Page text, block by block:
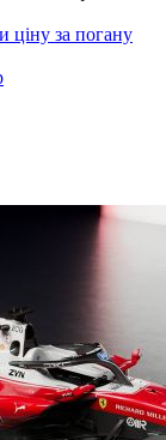
ціну за погану